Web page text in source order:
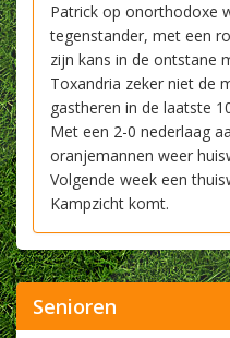
Patrick op onorthodoxe
tegenstander, met een
zijn kans in de ontstane
Toxandria zeker niet de
gastheren in de laatste
Met een 2-0 nederlaag
oranjemannen weer
Volgende week een
Kampzicht komt.
Senioren